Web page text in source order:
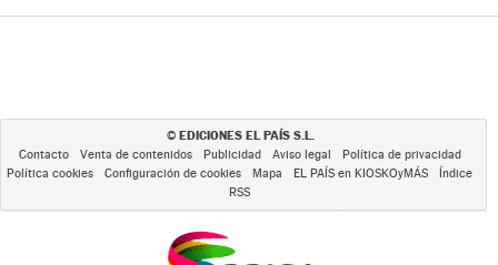
© EDICIONES EL PAÍS S.L.
Contacto Venta de contenidos Publicidad Aviso legal
Política de privacidad
Política cookies
Configuración de cookies Mapa EL PAÍS en KIOSKOyMÁS
Índice
RSS